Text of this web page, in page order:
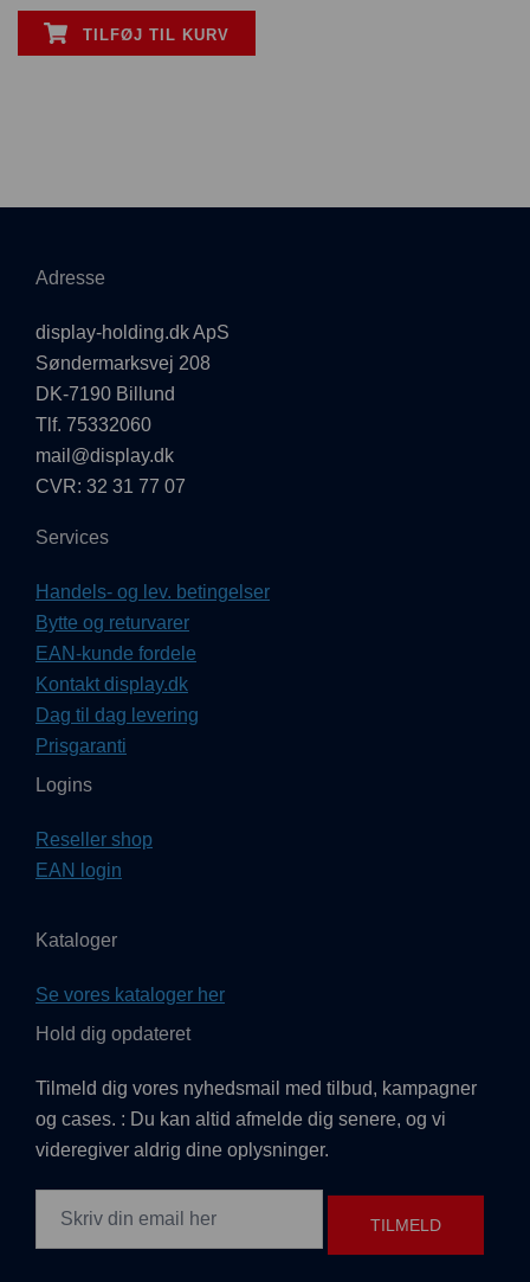
TILFØJ TIL KURV
Adresse
display-holding.dk ApS
Søndermarksvej 208
DK-7190 Billund
Tlf. 75332060
mail@display.dk
CVR: 32 31 77 07
Services
Handels- og lev. betingelser
Bytte og returvarer
EAN-kunde fordele
Kontakt display.dk
Dag til dag levering
Prisgaranti
Logins
Reseller shop
EAN login
Kataloger
Se vores kataloger her
Hold dig opdateret
Tilmeld dig vores nyhedsmail med tilbud, kampagner
og cases. : Du kan altid afmelde dig senere, og vi
videregiver aldrig dine oplysninger.
TILMELD